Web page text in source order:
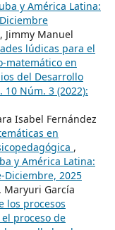
y América Latina:
Jimmy Manuel
lúdicas para el
matemático en
del Desarrollo
10 Núm. 3 (2022):
Isabel Fernández
en
,
y América Latina:
Diciembre, 2025
Maryuri García
los procesos
proceso de